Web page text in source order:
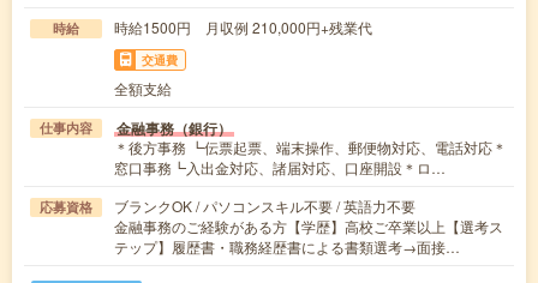
時給 時給1500円 月収例 210,000円+残業代
交通費
全額支給
仕事内容 金融事務（銀行）
＊後方事務 ┗伝票起票、端末操作、郵便物対応、電話対応＊
窓口事務┗入出金対応、諸届対応、口座開設＊ロ…
応募資格
ブランクOK / パソコンスキル不要 / 英語力不要
金融事務のご経験がある方【学歴】高校ご卒業以上【選考ス
テップ】履歴書・職務経歴書による書類選考→面接…